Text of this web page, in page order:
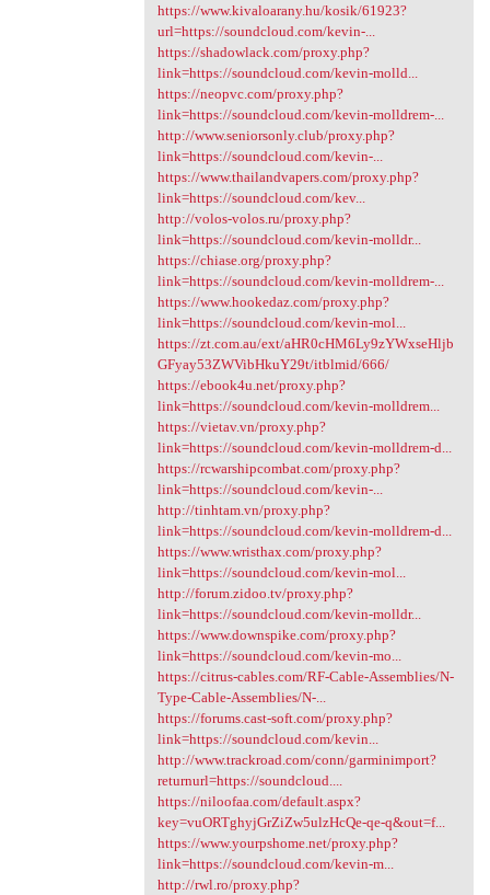
https://www.kivaloarany.hu/kosik/61923?
url=https://soundcloud.com/kevin-...
https://shadowlack.com/proxy.php?
link=https://soundcloud.com/kevin-molld...
https://neopvc.com/proxy.php?
link=https://soundcloud.com/kevin-molldrem-...
http://www.seniorsonly.club/proxy.php?
link=https://soundcloud.com/kevin-...
https://www.thailandvapers.com/proxy.php?
link=https://soundcloud.com/kev...
http://volos-volos.ru/proxy.php?
link=https://soundcloud.com/kevin-molldr...
https://chiase.org/proxy.php?
link=https://soundcloud.com/kevin-molldrem-...
https://www.hookedaz.com/proxy.php?
link=https://soundcloud.com/kevin-mol...
https://zt.com.au/ext/aHR0cHM6Ly9zYWxseHljb
GFyay53ZWVibHkuY29t/itblmid/666/
https://ebook4u.net/proxy.php?
link=https://soundcloud.com/kevin-molldrem...
https://vietav.vn/proxy.php?
link=https://soundcloud.com/kevin-molldrem-d...
https://rcwarshipcombat.com/proxy.php?
link=https://soundcloud.com/kevin-...
http://tinhtam.vn/proxy.php?
link=https://soundcloud.com/kevin-molldrem-d...
https://www.wristhax.com/proxy.php?
link=https://soundcloud.com/kevin-mol...
http://forum.zidoo.tv/proxy.php?
link=https://soundcloud.com/kevin-molldr...
https://www.downspike.com/proxy.php?
link=https://soundcloud.com/kevin-mo...
https://citrus-cables.com/RF-Cable-Assemblies/N-
Type-Cable-Assemblies/N-...
https://forums.cast-soft.com/proxy.php?
link=https://soundcloud.com/kevin...
http://www.trackroad.com/conn/garminimport?
returnurl=https://soundcloud....
https://niloofaa.com/default.aspx?
key=vuORTghyjGrZiZw5ulzHcQe-qe-q&out=f...
https://www.yourpshome.net/proxy.php?
link=https://soundcloud.com/kevin-m...
http://rwl.ro/proxy.php?